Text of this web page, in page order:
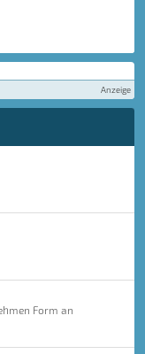
Anzeige
Form an